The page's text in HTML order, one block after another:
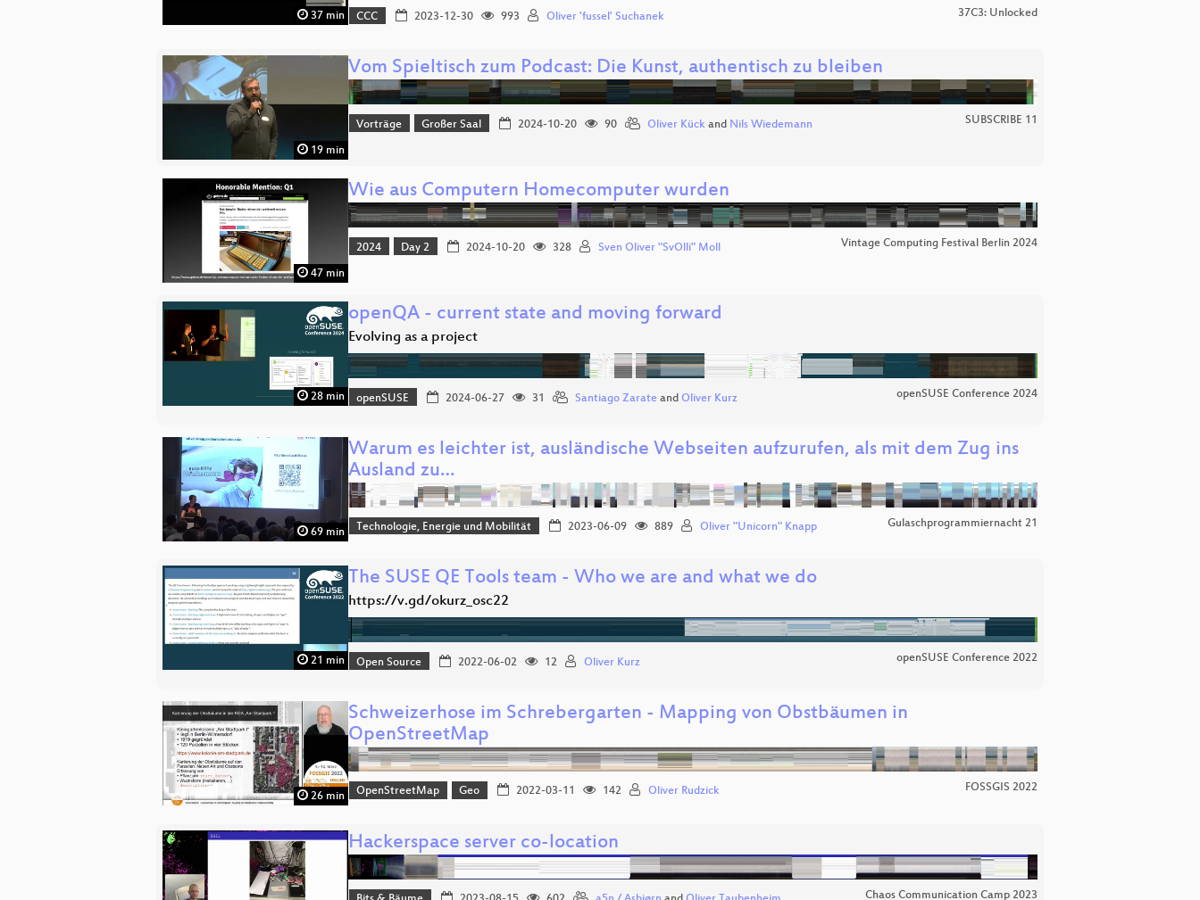
37 min CCC 2023-12-30 993 Oliver 'fussel' Suchanek 37C3: Unlocked
19 min
Vom Spieltisch zum Podcast: Die Kunst, authentisch zu bleiben
Vorträge Großer Saal 2024-10-20 90 Oliver Kückand Nils Wiedemann SUBSCRIBE 11
47 min
Wie aus Computern Homecomputer wurden
2024 Day 2 2024-10-20 328 Sven Oliver "SvOlli" Moll Vintage Computing Festival Berlin 2024
28 min
openQA - current state and moving forward
Evolving as a project
openSUSE 2024-06-27 31 Santiago Zarateand Oliver Kurz openSUSE Conference 2024
69 min
Warum es leichter ist, ausländische Webseiten aufzurufen, als mit dem Zug ins
Ausland zu…
Technologie, Energie und Mobilität 2023-06-09 889 Oliver "Unicorn" Knapp Gulaschprogrammiernacht 21
21 min
The SUSE QE Tools team - Who we are and what we do
https://v.gd/okurz_osc22
Open Source 2022-06-02 12 Oliver Kurz openSUSE Conference 2022
26 min
Schweizerhose im Schrebergarten - Mapping von Obstbäumen in
OpenStreetMap
OpenStreetMap Geo 2022-03-11 142 Oliver Rudzick FOSSGIS 2022
Hackerspace server co-location
Chaos Communication Camp 2023